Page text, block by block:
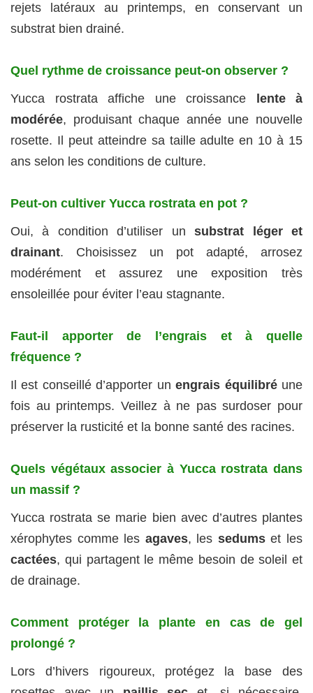
rejets latéraux au printemps, en conservant un
substrat bien drainé.
Quel rythme de croissance peut-on observer ?
Yucca rostrata affiche une croissance
lente à
modérée, produisant chaque année une nouvelle
rosette. Il peut atteindre sa taille adulte en 10 à 15
ans selon les conditions de culture.
Peut-on cultiver Yucca rostrata en pot ?
Oui, à condition d’utiliser unsubstrat léger et
drainant. Choisissez un pot adapté, arrosez
modérément et assurez une exposition très
ensoleillée pour éviter l’eau stagnante.
Faut-il apporter de l’engrais et à quelle
fréquence ?
Il est conseillé d’apporter unengrais équilibréune
fois au printemps. Veillez à ne pas surdoser pour
préserver la rusticité et la bonne santé des racines.
Quels végétaux associer à Yucca rostrata dans
un massif ?
Yucca rostrata se marie bien avec d’autres plantes
xérophytes comme les agaves, les sedumset les
cactées, qui partagent le même besoin de soleil et
de drainage.
Comment protéger la plante en cas de gel
prolongé ?
Lors d’hivers rigoureux, protégez la base des